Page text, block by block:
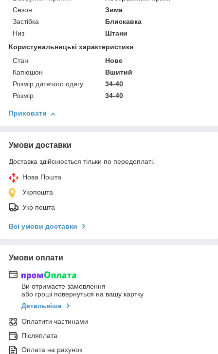
Сезон
Зима
Застібка
Блискавка
Низ
Штани
Користувальницькі характеристики
Стан
Нове
Капюшон
Вшитий
Розмір дитячого одягу
34-40
Розмір
34-40
Приховати
Умови доставки
Доставка здійснюється тільки по передоплаті.
Нова Пошта
Укрпошта
Укр пошта
Всі умови доставки
Умови оплати
Ви отримаєте замовлення
або гроші повернуться на вашу картку
Детальніше
Оплатити частинами
Післяплата
Оплата на рахунок